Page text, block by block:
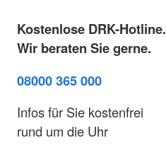
Kostenlose DRK-Hotline.
Wir beraten Sie gerne.
08000 365 000
Infos für Sie kostenfrei
rund um die Uhr